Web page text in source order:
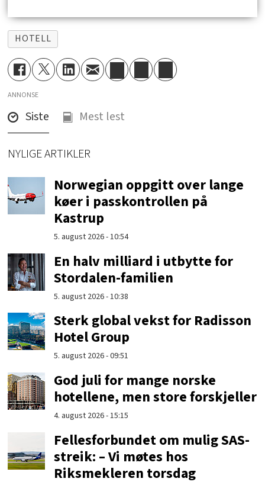
HOTELL
ANNONSE
Siste Mest lest
NYLIGE ARTIKLER
Norwegian oppgitt over lange
køer i passkontrollen på
Kastrup
5. august 2026 - 10:54
En halv milliard i utbytte for
Stordalen-familien
5. august 2026 - 10:38
Sterk global vekst for Radisson
Hotel Group
5. august 2026 - 09:51
God juli for mange norske
hotellene, men store forskjeller
4. august 2026 - 15:15
Fellesforbundet om mulig SAS-
streik: – Vi møtes hos
Riksmekleren torsdag